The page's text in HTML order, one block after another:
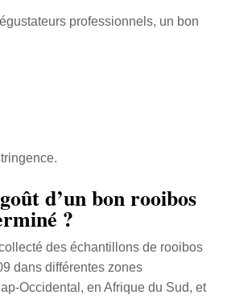
professionnels, un bon
d’un bon rooibos
?
des échantillons de rooibos
dans différentes zones
Occidental, en Afrique du Sud, et